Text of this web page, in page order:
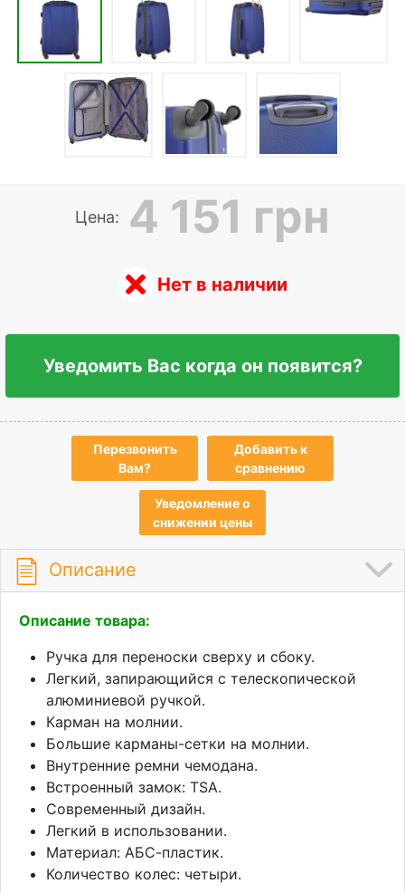
Цена: 4 151 грн
Нет в наличии
Уведомить Вас когда он появится?
Перезвонить
Вам?
Добавить к
сравнению
Уведомление о
снижении цены
Описание
Описание товара:
Ручка для переноски сверху и сбоку.
Легкий, запирающийся с телескопической
алюминиевой ручкой.
Карман на молнии.
Большие карманы-сетки на молнии.
Внутренние ремни чемодана.
Встроенный замок: TSA.
Современный дизайн.
Легкий в использовании.
Материал: АБС-пластик.
Количество колес: четыри.